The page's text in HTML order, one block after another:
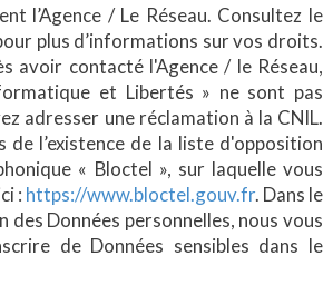
l’Agence / Le Réseau. Consultez le
plus d’informations sur vos droits.
avoir contacté l'Agence / le Réseau,
et Libertés » ne sont pas
adresser une réclamation à la CNIL.
de l’existence de la liste d'opposition
« Bloctel », sur laquelle vous
: https://www.bloctel.gouv.fr. Dans le
des Données personnelles, nous vous
de Données sensibles dans le